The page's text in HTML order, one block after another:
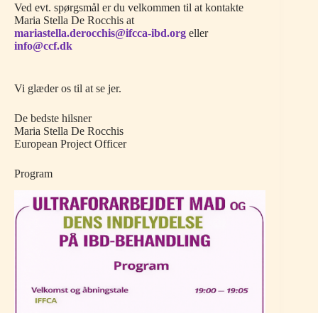
Ved evt. spørgsmål er du velkommen til at kontakte
Maria Stella De Rocchis at
mariastella.derocchis@ifcca-ibd.org eller
info@ccf.dk
Vi glæder os til at se jer.
De bedste hilsner
Maria Stella De Rocchis
European Project Officer
Program